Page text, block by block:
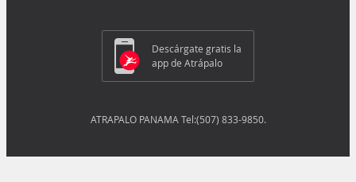
Descárgate gratis la
app de Atrápalo
ATRAPALO PANAMA Tel:(507) 833-9850.